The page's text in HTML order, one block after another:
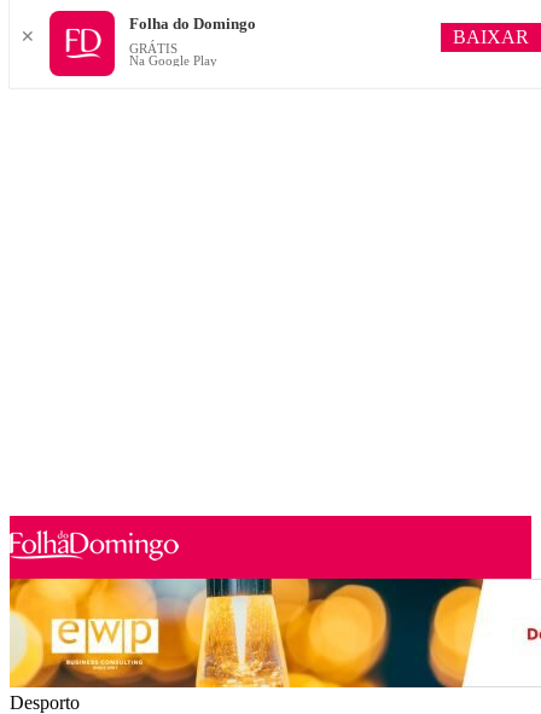
Desporto
✕
Folha do Domingo
GRÁTIS
Na Google Play
BAIXAR